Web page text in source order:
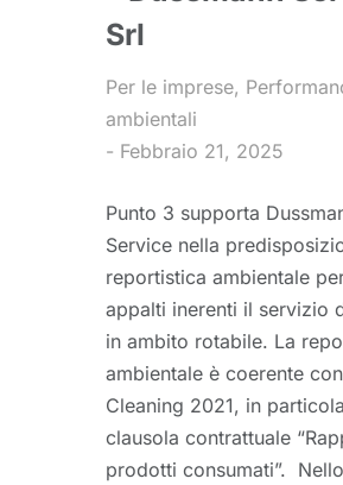
Srl
Per le imprese,
ambientali
Febbraio 21, 2025
Punto 3 supporta
Service nella
reportistica ambientale
appalti inerenti il servizio
in ambito rotabile. La
ambientale è coerente
Cleaning 2021, in
clausola contrattuale
prodotti consumati”. Nello